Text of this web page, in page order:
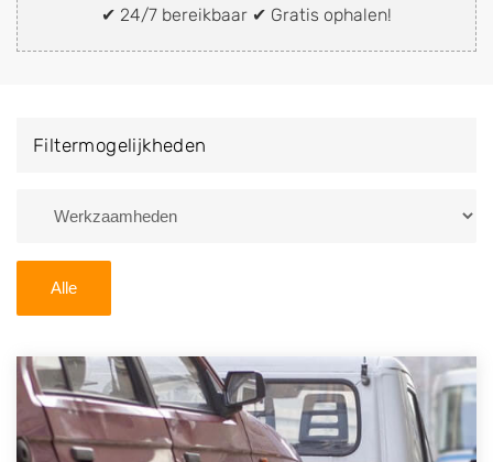
✔ 24/7 bereikbaar ✔ Gratis ophalen!
demontagebedrijf in de buurt, deze zelf wegbrengen
naar de sloop of deze liever laten ophalen op een
van Altforst en ontvang een vergoeding voor uw oude
Zoekt u liever naar een sloperij in een andere plaats of
U kunt er ook voor kiezen om direct uw sloopauto te
verkopen en op te laten halen door de Sloopauto
Ophaaldienst van Autosloperijen.nl. Wij kunnen uw
auto gratis ophalen in Altforst. Neem telefonisch
Filtermogelijkheden
Alle